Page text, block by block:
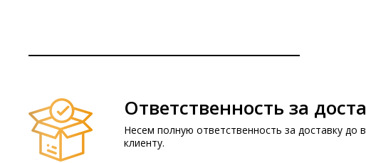
Ответственность за
Несем полную ответственность за доставку до
клиенту.